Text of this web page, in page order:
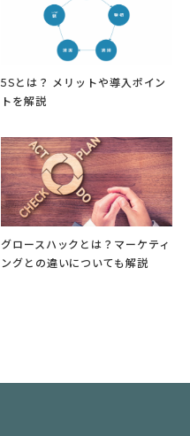
5Sとは？ メリットや導入ポイン
トを解説
グロースハックとは？マーケティ
ングとの違いについても解説